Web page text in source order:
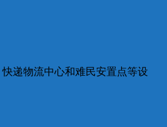
递物流中心和难民安置点等设